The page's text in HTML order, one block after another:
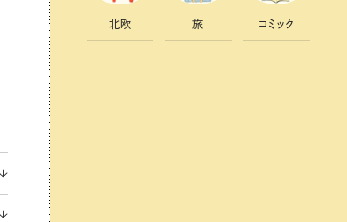
北欧 旅 コ ミ ック